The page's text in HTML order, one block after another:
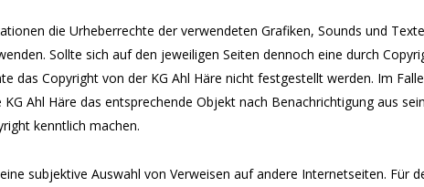
die Urheberrechte der verwendeten Grafiken, Sounds und
Sollte sich auf den jeweiligen Seiten dennoch eine durch
das Copyright von der KG Ahl Häre nicht festgestellt werden. Im
Ahl Häre das entsprechende Objekt nach Benachrichtigung aus
kenntlich machen.
subjektive Auswahl von Verweisen auf andere Internetseiten. Für